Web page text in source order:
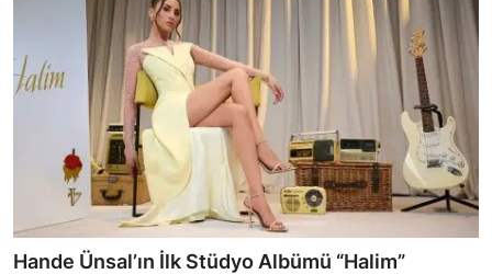
Hande Ünsal’ın İlk Stüdyo Albümü “Halim”